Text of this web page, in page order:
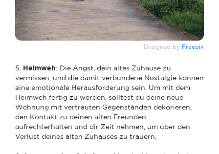
Designed by Freepik
5. Heimweh: Die Angst, dein altes Zuhause zu
vermissen, und die damit verbundene Nostalgie können
eine emotionale Herausforderung sein. Um mit dem
Heimweh fertig zu werden, solltest du deine neue
Wohnung mit vertrauten Gegenständen dekorieren,
den Kontakt zu deinen alten Freunden
aufrechterhalten und dir Zeit nehmen, um über den
Verlust deines alten Zuhauses zu trauern.